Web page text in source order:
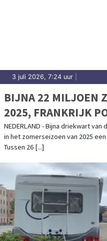
3 juli 2026, 7:24 uur
BIJNA 22 MILJOEN
2025, FRANKRIJK
BESTEMMING
NEDERLAND - Bijna driekwart
in het zomerseizoen van 2025
Tussen 26 [...]